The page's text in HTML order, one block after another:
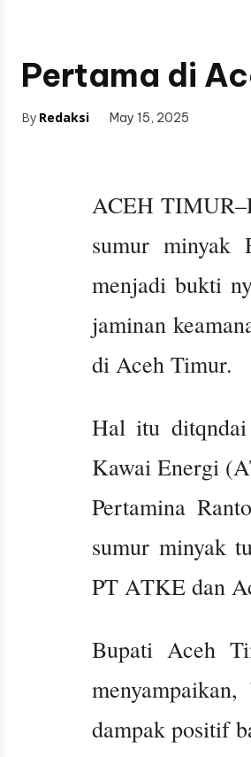
Pertama di
By Redaksi May 15, 2025
ACEH
sumur minyak
menjadi bukti
jaminan
di Aceh Timur.
Hal itu ditqndai
Kawai Energi
Pertamina
sumur minyak
PT ATKE dan
Bupati Aceh
dampak positif